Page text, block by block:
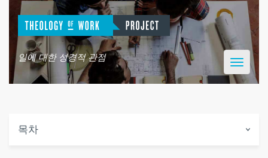
일에 대한 성경적 관점
Toggle
목차